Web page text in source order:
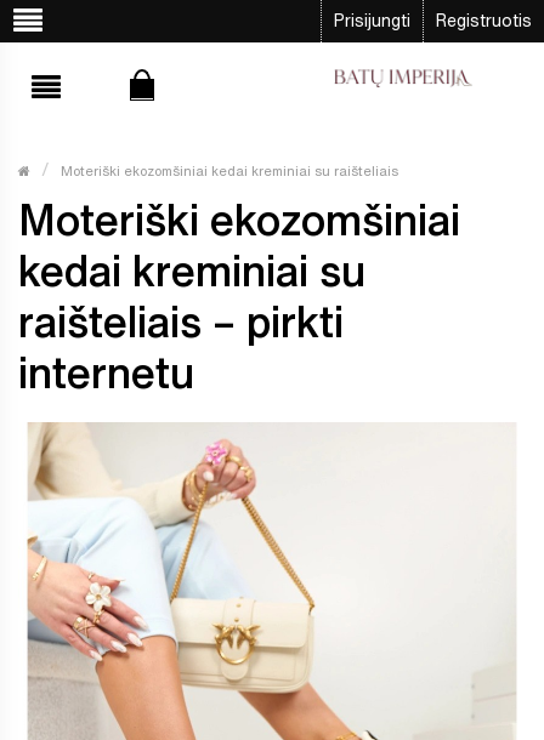
Prisijungti Registruotis
Moteriški ekozomšiniai kedai kreminiai su raišteliais
Moteriški ekozomšiniai
kedai kreminiai su
raišteliais – pirkti
internetu